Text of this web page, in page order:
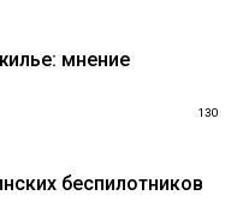
мнение
130
беспилотников